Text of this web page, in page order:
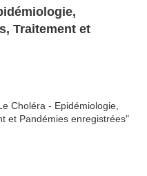
Traitement et